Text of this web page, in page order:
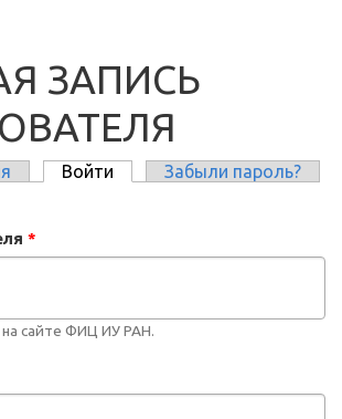
ЗАПИСЬ
Войти (активная вкладка)
Забыли пароль?
*
сайте ФИЦ ИУ РАН.